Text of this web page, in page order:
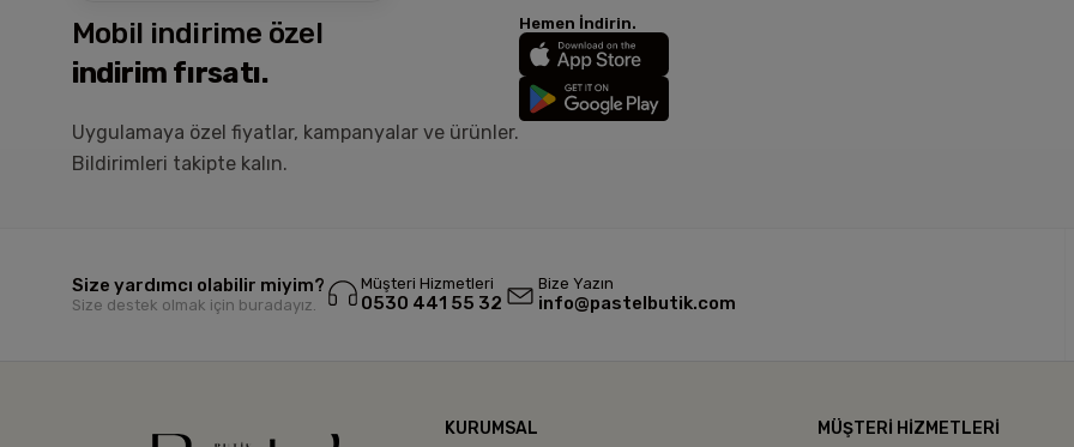
Mobil indirime özel
indirim fırsatı.
Uygulamaya özel fiyatlar, kampanyalar ve ürünler.
Bildirimleri takipte kalın.
Hemen İndirin.
Size yardımcı olabilir miyim?
Size destek olmak için buradayız.
Müşteri Hizmetleri
0530 441 55 32
Bize Yazın
info@pastelbutik.com
KURUMSAL MÜŞTERİ HİZMETLERİ